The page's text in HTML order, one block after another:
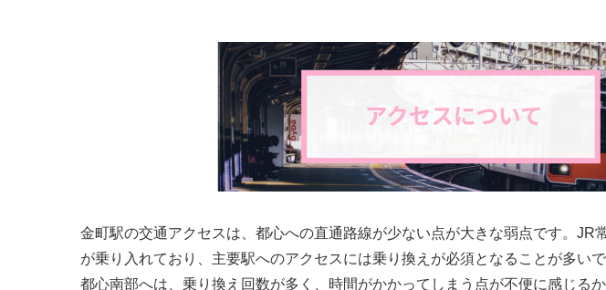
金町駅の交通アクセスは、都心への直通路線が少ない点が大きな弱点です。JR
が乗り入れており、主要駅へのアクセスには乗り換えが必須となることが多い
都心南部へは、乗り換え回数が多く、時間がかかってしまう点が不便に感じるか